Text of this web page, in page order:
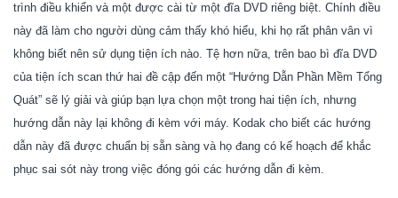
trình điều khiển và một được cài từ một đĩa DVD riêng biệt. Chính điều
này đã làm cho người dùng cảm thấy khó hiểu, khi họ rất phân vân vì
không biết nên sử dụng tiện ích nào. Tệ hơn nữa, trên bao bì đĩa DVD
của tiện ích scan thứ hai đề cập đến một “Hướng Dẫn Phần Mềm Tổng
Quát” sẽ lý giải và giúp bạn lựa chọn một trong hai tiện ích, nhưng
hướng dẫn này lại không đi kèm với máy. Kodak cho biết các hướng
dẫn này đã được chuẩn bị sẵn sàng và họ đang có kế hoạch để khắc
phục sai sót này trong việc đóng gói các hướng dẫn đi kèm.